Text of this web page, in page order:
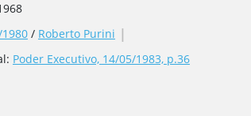
1980 / Roberto Purini |
Poder Executivo, 14/05/1983, p.36